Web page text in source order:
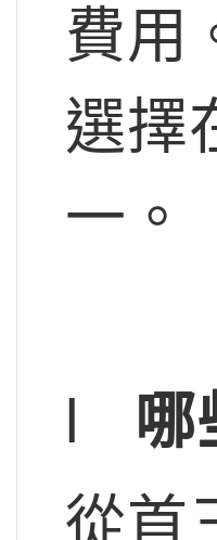
費用
選擇
一。
l 哪
從首